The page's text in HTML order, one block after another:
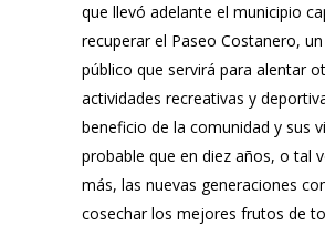
que llevó adelante el municipio
recuperar el Paseo Costanero,
público que servirá para alentar
actividades recreativas y
beneficio de la comunidad y sus
probable que en diez años, o tal
más, las nuevas generaciones
cosechar los mejores frutos de